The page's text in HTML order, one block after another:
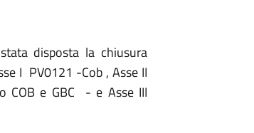
disposta la chiusura
I PV0121 -Cob , Asse II
COB e GBC - e Asse III